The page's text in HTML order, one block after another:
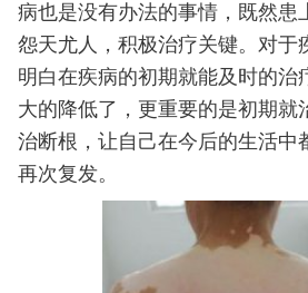
病也是没有办法的事情，既然患
怨天尤人，积极治疗关键。对于
明白在疾病的初期就能及时的治
大的降低了，更重要的是初期就
治断根，让自己在今后的生活中
再次复发。